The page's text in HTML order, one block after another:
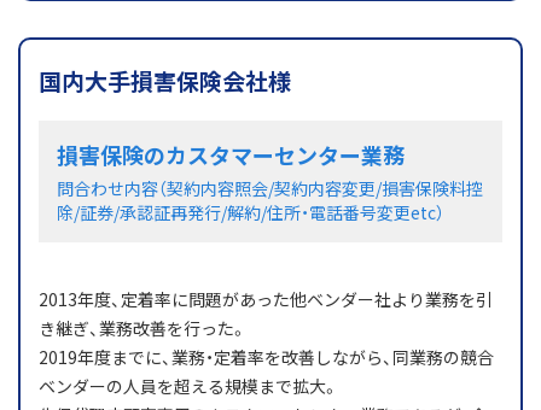
国内大手損害保険会社様
損害保険のカスタマーセンター業務
問合わせ内容（契約内容照会/契約内容変更/損害保険料控
除/証券/承認証再発行/解約/住所・電話番号変更etc）
2013年度、定着率に問題があった他ベンダー社より業務を引
き継ぎ、業務改善を行った。
2019年度までに、業務・定着率を改善しながら、同業務の競合
ベンダーの人員を超える規模まで拡大。